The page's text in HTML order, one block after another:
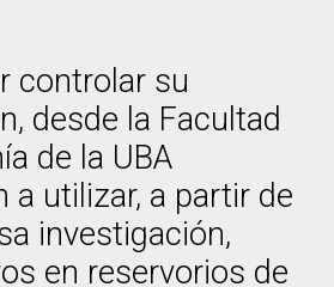
controlar su
desde la Facultad
de la UBA
a utilizar, a partir de
investigación,
en reservorios de